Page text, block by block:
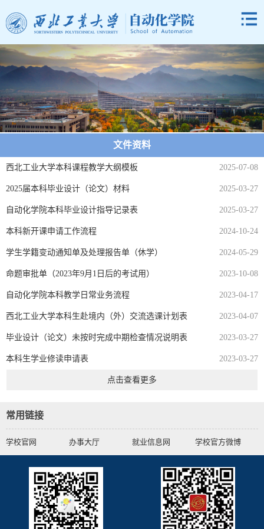
文件资料
2025-07-08
西北工业大学本科课程教学大纲模板
2025-03-27
2025届本科毕业设计（论文）材料
2025-03-27
自动化学院本科毕业设计指导记录表
2024-10-24
本科新开课申请工作流程
2024-05-29
学生学籍变动通知单及处理报告单（休学）
2023-10-08
命题审批单（2023年9月1日后的考试用）
2023-04-17
自动化学院本科教学日常业务流程
2023-04-07
西北工业大学本科生赴境内（外）交流选课计划表
2023-03-27
毕业设计（论文）未按时完成中期检查情况说明表
2023-03-27
本科生学业修读申请表
点击查看更多
常用链接
学校官网 办事大厅 就业信息网 学校官方微博